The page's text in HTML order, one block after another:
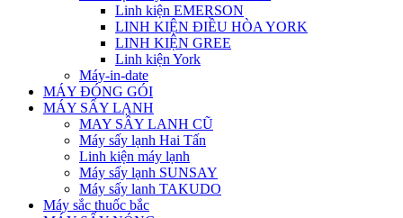
Linh kiện EMERSON
LINH KIỆN ĐIỀU HÒA YORK
LINH KIỆN GREE
Linh kiện York
Máy-in-date
MÁY ĐÓNG GÓI
MÁY SẤY LẠNH
MAY SÂY LANH CŨ
Máy sấy lạnh Hai Tấn
Linh kiện máy lạnh
Máy sấy lạnh SUNSAY
Máy sấy lanh TAKUDO
Máy sắc thuốc bắc